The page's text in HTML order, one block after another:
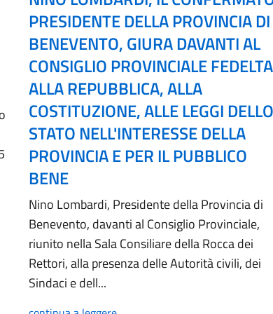
PRESIDENTE DELLA PROVINCIA DI
BENEVENTO, GIURA DAVANTI AL
CONSIGLIO PROVINCIALE
ALLA REPUBBLICA, ALLA
COSTITUZIONE, ALLE LEGGI DELLO
STATO NELL'INTERESSE DELLA
PROVINCIA E PER IL PUBBLICO
BENE
Nino Lombardi, Presidente della Provincia di
Benevento, davanti al Consiglio Provinciale,
riunito nella Sala Consiliare della Rocca dei
Rettori, alla presenza delle Autorità civili, dei
Sindaci e dell...